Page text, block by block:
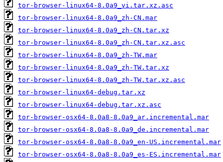
tor-browser-linux64-8.0a9_vi.tar.xz.asc
tor-browser-linux64-8.0a9_zh-CN.mar
tor-browser-linux64-8.0a9_zh-CN.tar.xz
tor-browser-linux64-8.0a9_zh-CN.tar.xz.asc
tor-browser-linux64-8.0a9_zh-TW.mar
tor-browser-linux64-8.0a9_zh-TW.tar.xz
tor-browser-linux64-8.0a9_zh-TW.tar.xz.asc
tor-browser-linux64-debug.tar.xz
tor-browser-linux64-debug.tar.xz.asc
tor-browser-osx64-8.0a8-8.0a9_ar.incremental.mar
tor-browser-osx64-8.0a8-8.0a9_de.incremental.mar
tor-browser-osx64-8.0a8-8.0a9_en-US.incremental.mar
tor-browser-osx64-8.0a8-8.0a9_es-ES.incremental.mar